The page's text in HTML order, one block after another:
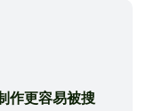
作更容易被搜